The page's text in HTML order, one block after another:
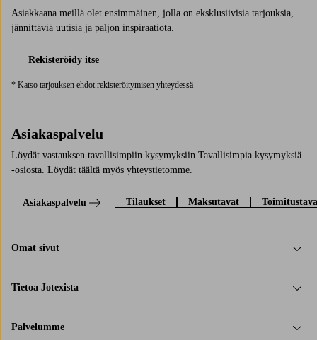
Asiakkaana meillä olet ensimmäinen, jolla on eksklusiivisia tarjouksia,
jännittäviä uutisia ja paljon inspiraatiota.
Rekisteröidy itse
* Katso tarjouksen ehdot rekisteröitymisen yhteydessä
Asiakaspalvelu
Löydät vastauksen tavallisimpiin kysymyksiin Tavallisimpia kysymyksiä
-osiosta. Löydät täältä myös yhteystietomme.
Asiakaspalvelu Tilaukset Maksutavat
Omat sivut
Tietoa Jotexista
Palvelumme